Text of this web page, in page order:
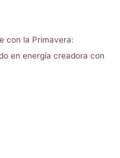
con la Primavera:
en energía creadora con